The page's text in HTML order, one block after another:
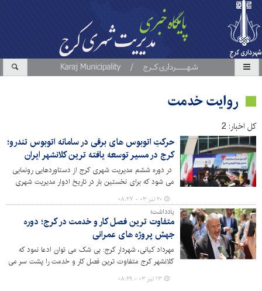
روایت خدمت
کل اخبار: 2
حرکتِ اتوبوس های برقی در سامانه اتوبوس تندرو؛
کرج در مسیر توسعه یافته ترین کلانشهر ایران
در دوره ششم مدیریت شهری کرج از دستاوردهایی رونمایی
می شود که برای نخستین بار در تاریخ ادوار مدیریت شهری
این کلانشهر شاهد خرید و احداث و راه اندازی آنها هستیم؛
تحول در زیرساخت ها، سرعت تکمیل پروژه های نیمه تمام و
کارِ جهادی در گوشه گوشه شهر موجب شده تا فرماندار
شهرستان، کرج را بزرگ ترین شهر فنی و عمرانی و حتی
فرهنگی کشور بخواند.
۲۰ تیر ۰۳ - ۰۸:۲۷
یادداشت؛
متفاوت ترین فصل کار و خدمت در کرج؛ دوره
جهش پروژه های عمرانی
مهرداد کیانی، شهردار کرج: بی شک می توان ادعا نمود که
کلانشهر کرج متفاوت ترین فصل کار و خدمت را پشت سر می
گذارد و شاهد جهش چشمگیر پروژه های عمرانی و به سرانجام
رساندن طرح های ملی و توسعه زیرساخت ها هستیم،
۱۳ تیر ۰۳ - ۰۸:۲۹